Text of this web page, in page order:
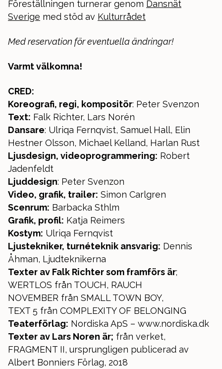
Föreställningen turnerar genom Dansnät
Sverige med stöd av Kulturrådet
Med reservation för eventuella ändringar!
Varmt välkomna!
CRED:
Koreografi, regi, kompositör: Peter Svenzon
Text: Falk Richter, Lars Norén
Dansare: Ulriqa Fernqvist, Samuel Hall, Elin
Hestner Olsson, Michael Kelland, Harlan Rust
Ljusdesign, videoprogrammering: Robert
Jadenfeldt
Ljuddesign: Peter Svenzon
Video, grafik, trailer: Simon Carlgren
Scenrum: Barbacka Sthlm
Grafik, profil: Katja Reimers
Kostym: Ulriqa Fernqvist
Ljustekniker, turnéteknik ansvarig: Dennis
Åhman, Ljudteknikerna
Texter av Falk Richter som framförs är;
WERTLOS från TOUCH, RAUCH
NOVEMBER från SMALL TOWN BOY,
TEXT 5 från COMPLEXITY OF BELONGING
Teaterförlag: Nordiska ApS – www.nordiska.dk
Texter av Lars Noren är; från verket,
FRAGMENT II, ursprungligen publicerad av
Albert Bonniers Förlag, 2018